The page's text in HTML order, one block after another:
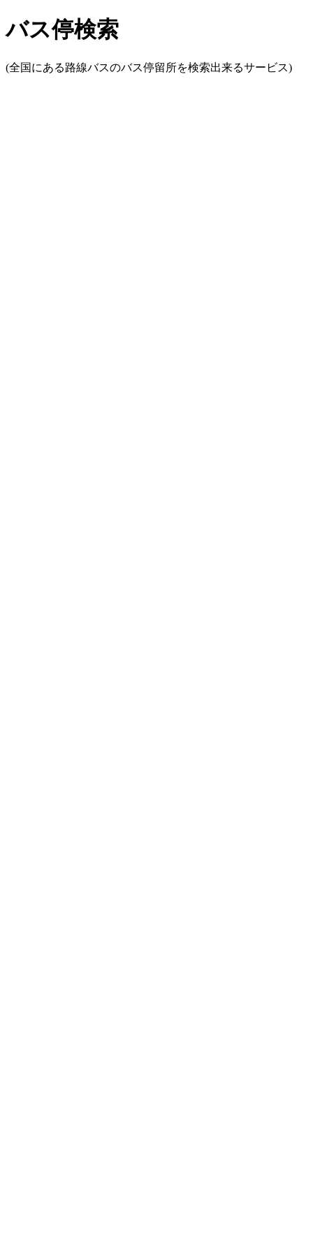
バス停検索
(全国にある路線バスのバス停留所を検索出来るサービス)